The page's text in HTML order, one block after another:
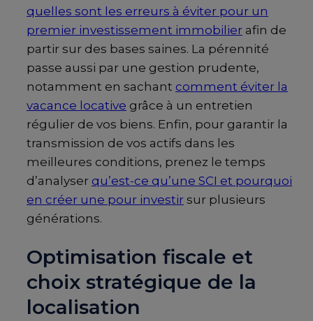
quelles sont les erreurs à éviter pour un
premier investissement immobilier afin de
partir sur des bases saines. La pérennité
passe aussi par une gestion prudente,
notamment en sachant comment éviter la
vacance locative grâce à un entretien
régulier de vos biens. Enfin, pour garantir la
transmission de vos actifs dans les
meilleures conditions, prenez le temps
d’analyser qu’est-ce qu’une SCI et pourquoi
en créer une pour investir sur plusieurs
générations.
Optimisation fiscale et
choix stratégique de la
localisation